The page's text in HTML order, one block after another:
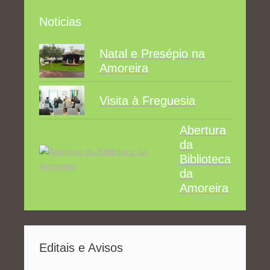
Noticias
Natal e Presépio na
Amoreira
Visita à Freguesia
Abertura
da
Biblioteca
da
Amoreira
Editais e Avisos